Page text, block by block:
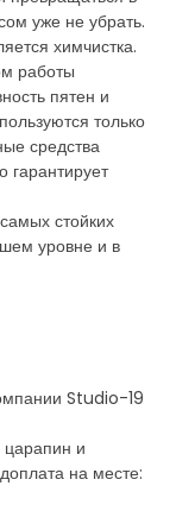
уже не убрать.
химчистка.
работы
пятен и
только
средства
гарантирует
стойких
уровне и в
Studio-19
и
на месте: